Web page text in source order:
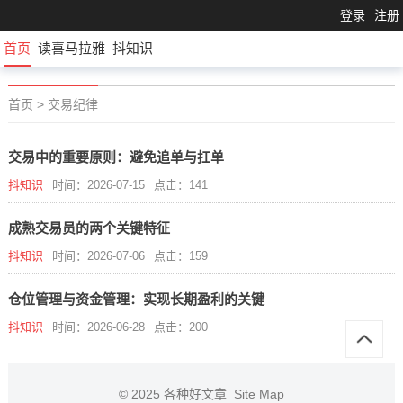
登录 注册
首页 读喜马拉雅 抖知识
首页 > 交易纪律
交易中的重要原则：避免追单与扛单
抖知识 时间：2026-07-15 点击：141
成熟交易员的两个关键特征
抖知识 时间：2026-07-06 点击：159
仓位管理与资金管理：实现长期盈利的关键
抖知识 时间：2026-06-28 点击：200
© 2025 各种好文章 Site Map